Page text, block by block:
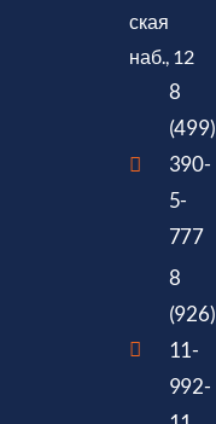
ская
наб., 12
8
(499)
390-
5-
777
8
(926)
11-
992-